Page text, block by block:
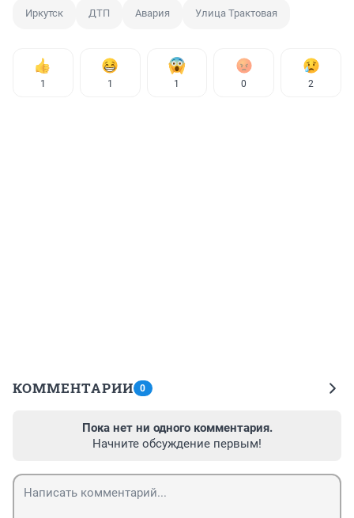
Иркутск ДТП Авария Улица Трактовая
1 1 1 0 2
КОММЕНТАРИИ 0
Пока нет ни одного комментария.
Начните обсуждение первым!